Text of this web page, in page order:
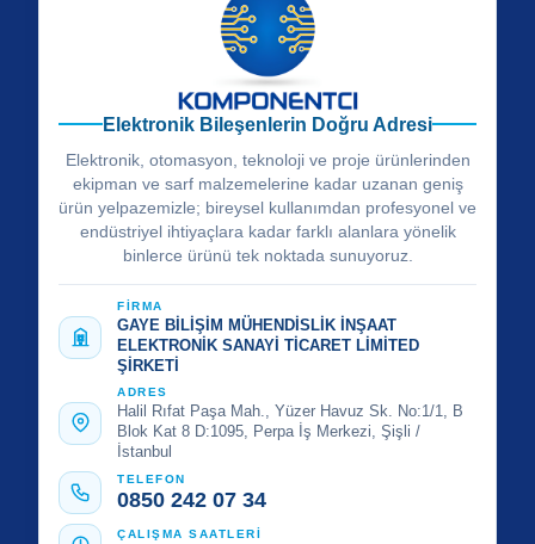
Elektronik Bileşenlerin Doğru Adresi
Elektronik, otomasyon, teknoloji ve proje ürünlerinden
ekipman ve sarf malzemelerine kadar uzanan geniş
ürün yelpazemizle; bireysel kullanımdan profesyonel ve
endüstriyel ihtiyaçlara kadar farklı alanlara yönelik
binlerce ürünü tek noktada sunuyoruz.
FİRMA
GAYE BİLİŞİM MÜHENDİSLİK İNŞAAT
ELEKTRONİK SANAYİ TİCARET LİMİTED
ŞİRKETİ
ADRES
Halil Rıfat Paşa Mah., Yüzer Havuz Sk. No:1/1, B
Blok Kat 8 D:1095, Perpa İş Merkezi, Şişli /
İstanbul
TELEFON
0850 242 07 34
ÇALIŞMA SAATLERİ